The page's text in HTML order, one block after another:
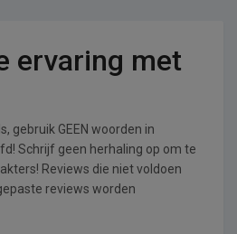
ervaring met
gebruik GEEN woorden in
Schrijf geen herhaling op om te
Reviews die niet voldoen
reviews worden